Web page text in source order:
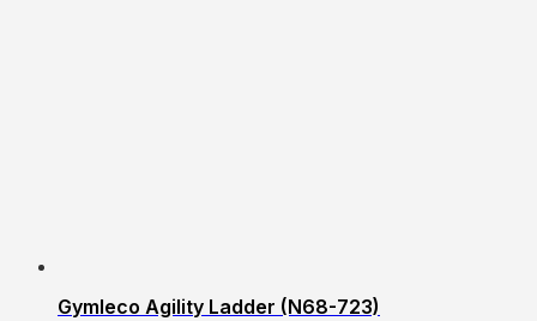
Gymleco Agility Ladder (N68-723)